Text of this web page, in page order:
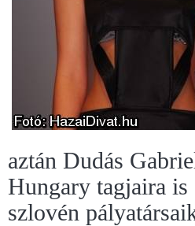
aztán Dudás
Hungary tagjaira
szlovén